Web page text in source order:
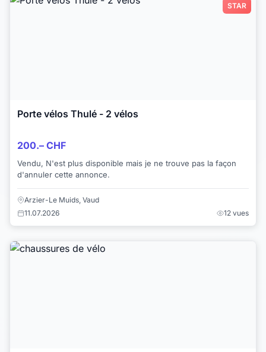
STAR
Porte vélos Thulé - 2 vélos
200.– CHF
Vendu, N'est plus disponible mais je ne trouve pas la façon
d'annuler cette annonce.
Arzier-Le Muids, Vaud
11.07.2026
12 vues